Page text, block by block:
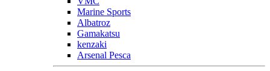
Marine Sports
Albatroz
Gamakatsu
kenzaki
Arsenal Pesca